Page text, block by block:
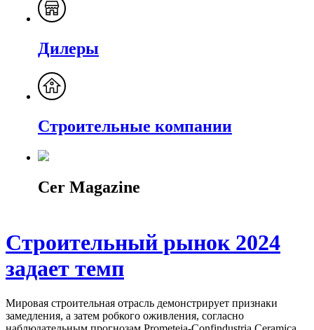
Дилеры
Строительные компании
Cer Magazine
Строительный рынок 2024
задает темп
Мировая строительная отрасль демонстрирует признаки
замедления, а затем робкого оживления, согласно